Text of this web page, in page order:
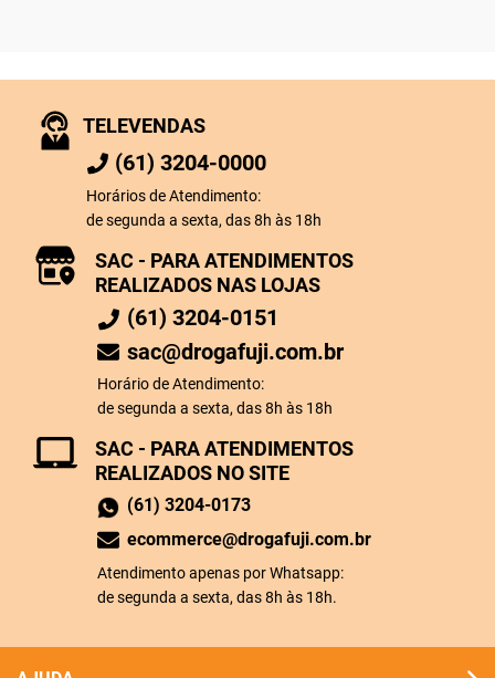
TELEVENDAS
(61) 3204-0000
Horários de Atendimento:
de segunda a sexta, das 8h às 18h
SAC - PARA ATENDIMENTOS
REALIZADOS NO SITE
(61) 3204-0173
ecommerce@drogafuji.com.br
Atendimento apenas por Whatsapp:
de segunda a sexta, das 8h às 18h.
SAC - PARA ATENDIMENTOS
REALIZADOS NAS LOJAS
(61) 3204-0151
sac@drogafuji.com.br
Horário de Atendimento:
de segunda a sexta, das 8h às 18h